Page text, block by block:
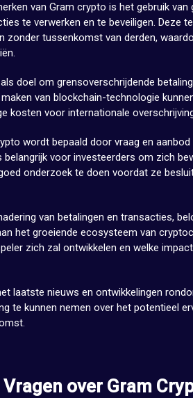
van Gram crypto is het gebruik
te verwerken en te beveiligen. Deze
zonder tussenkomst van derden,
doel om grensoverschrijdende
van blockchain-technologie
kosten voor internationale
wordt bepaald door vraag en
voor investeerders om zich
onderzoek te doen voordat ze
van betalingen en transacties,
het groeiende ecosysteem van
zich zal ontwikkelen en welke
laatste nieuws en ontwikkelingen
te kunnen nemen over het potentieel
over Gram